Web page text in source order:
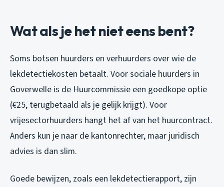
Wat als je het niet eens bent?
Soms botsen huurders en verhuurders over wie de
lekdetectiekosten betaalt. Voor sociale huurders in
Goverwelle is de Huurcommissie een goedkope optie
(€25, terugbetaald als je gelijk krijgt). Voor
vrijesectorhuurders hangt het af van het huurcontract.
Anders kun je naar de kantonrechter, maar juridisch
advies is dan slim.
Goede bewijzen, zoals een lekdetectierapport, zijn